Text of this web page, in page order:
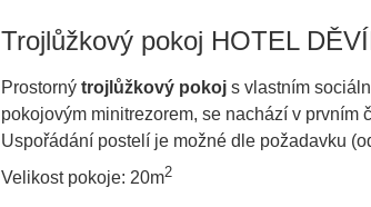
Trojlůžkový pokoj HOTEL
Prostorný trojlůžkový pokoj s vlastním
pokojovým minitrezorem, se nachází v prvním
Uspořádání postelí je možné dle požadavku
Velikost pokoje: 20m2